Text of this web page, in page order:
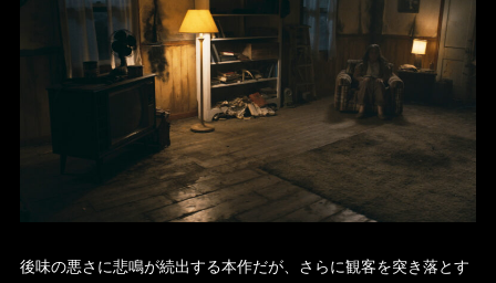
後味の悪さに悲鳴が続出する本作だが、さらに観客を突き落とす